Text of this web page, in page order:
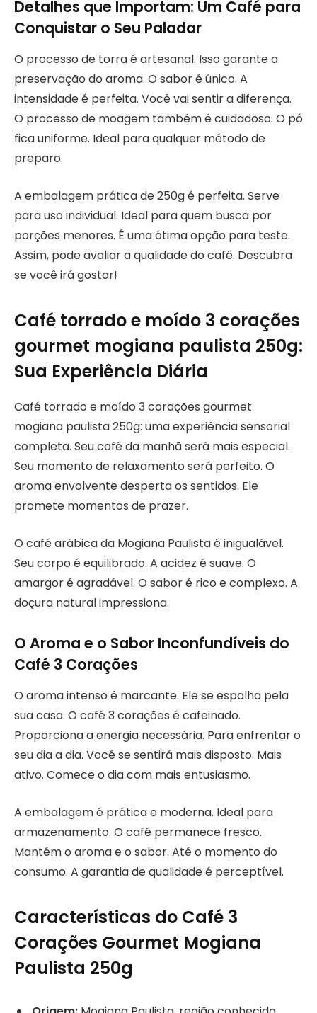
Detalhes que Importam: Um Café para
Conquistar o Seu Paladar
O processo de torra é artesanal. Isso garante a
preservação do aroma. O sabor é único. A
intensidade é perfeita. Você vai sentir a diferença.
O processo de moagem também é cuidadoso. O pó
fica uniforme. Ideal para qualquer método de
preparo.
A embalagem prática de 250g é perfeita. Serve
para uso individual. Ideal para quem busca por
porções menores. É uma ótima opção para teste.
Assim, pode avaliar a qualidade do café. Descubra
se você irá gostar!
Café torrado e moído 3 corações
gourmet mogiana paulista 250g:
Sua Experiência Diária
Café torrado e moído 3 corações gourmet
mogiana paulista 250g: uma experiência sensorial
completa. Seu café da manhã será mais especial.
Seu momento de relaxamento será perfeito. O
aroma envolvente desperta os sentidos. Ele
promete momentos de prazer.
O café arábica da Mogiana Paulista é inigualável.
Seu corpo é equilibrado. A acidez é suave. O
amargor é agradável. O sabor é rico e complexo. A
doçura natural impressiona.
O Aroma e o Sabor Inconfundíveis do
Café 3 Corações
O aroma intenso é marcante. Ele se espalha pela
sua casa. O café 3 corações é cafeinado.
Proporciona a energia necessária. Para enfrentar o
seu dia a dia. Você se sentirá mais disposto. Mais
ativo. Comece o dia com mais entusiasmo.
A embalagem é prática e moderna. Ideal para
armazenamento. O café permanece fresco.
Mantém o aroma e o sabor. Até o momento do
consumo. A garantia de qualidade é perceptível.
Características do Café 3
Corações Gourmet Mogiana
Paulista 250g